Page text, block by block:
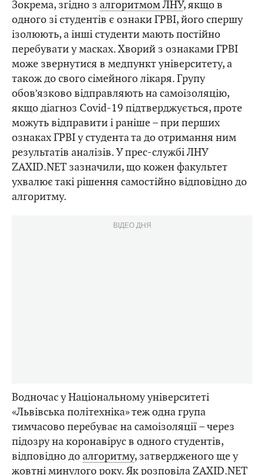
Зокрема, згідно з алгоритмом ЛНУ, якщо в
одного зі студентів є ознаки ГРВІ, його спершу
ізолюють, а інші студенти мають постійно
перебувати у масках. Хворий з ознаками ГРВІ
може звернутися в медпункт університету, а
також до свого сімейного лікаря. Групу
обов’язково відправляють на самоізоляцію,
якщо діагноз Covid-19 підтверджується, проте
можуть відправити і раніше – при перших
ознаках ГРВІ у студента та до отримання ним
результатів аналізів. У прес-службі ЛНУ
ZAXID.NET зазначили, що кожен факультет
ухвалює такі рішення самостійно відповідно до
алгоритму.
ВІДЕО ДНЯ
Водночас у Національному університеті
«Львівська політехніка» теж одна група
тимчасово перебуває на самоізоляції – через
підозру на коронавірус в одного студентів,
відповідно доалгоритму, затвердженого ще у
жовтні минулого року. Як розповіла ZAXID.NET